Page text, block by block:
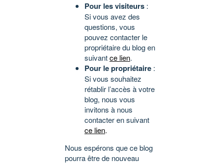
Pour les visiteurs :
Si vous avez des
questions, vous
pouvez contacter le
propriétaire du blog en
suivantce lien.
Pour le propriétaire :
Si vous souhaitez
rétablir l’accès à votre
blog, nous vous
invitons à nous
contacter en suivant
ce lien.
Nous espérons que ce blog
pourra être de nouveau